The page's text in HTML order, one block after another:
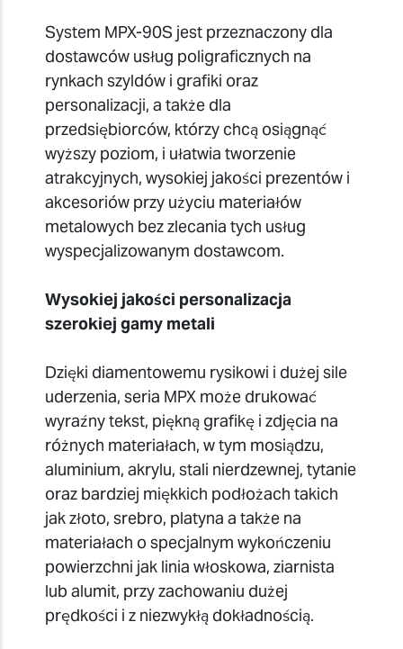
System MPX-90S jest przeznaczony dla
dostawców usług poligraficznych na
rynkach szyldów i grafiki oraz
personalizacji, a także dla
przedsiębiorców, którzy chcą osiągnąć
wyższy poziom, i ułatwia tworzenie
atrakcyjnych, wysokiej jakości prezentów i
akcesoriów przy użyciu materiałów
metalowych bez zlecania tych usług
wyspecjalizowanym dostawcom.
Wysokiej jakości personalizacja
szerokiej gamy metali
Dzięki diamentowemu rysikowi i dużej sile
uderzenia, seria MPX może drukować
wyraźny tekst, piękną grafikę i zdjęcia na
różnych materiałach, w tym mosiądzu,
aluminium, akrylu, stali nierdzewnej, tytanie
oraz bardziej miękkich podłożach takich
jak złoto, srebro, platyna a także na
materiałach o specjalnym wykończeniu
powierzchni jak linia włoskowa, ziarnista
lub alumit, przy zachowaniu dużej
prędkości i z niezwykłą dokładnością.